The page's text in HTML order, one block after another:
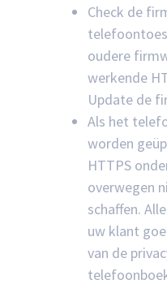
Check de
oudere
werkende
Update de
Als het
worden
HTTPS
overwegen
schaffen.
uw klant
van de